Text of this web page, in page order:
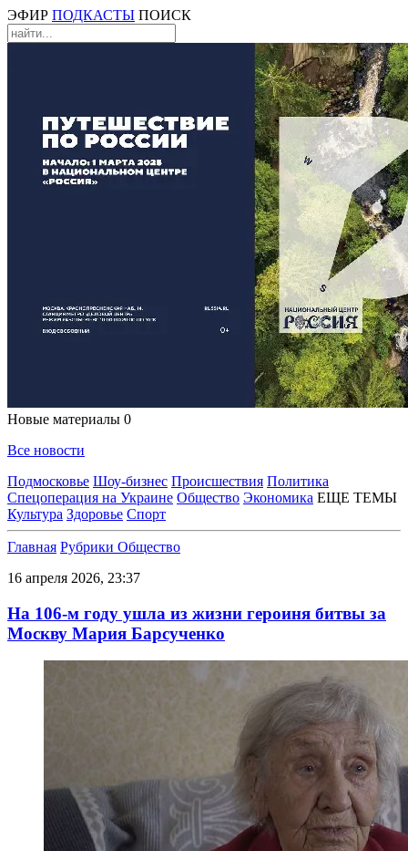
ЭФИР ПОДКАСТЫ ПОИСК
Новые материалы 0
Все новости
Подмосковье Шоу-бизнес Происшествия Политика
Спецоперация на Украине Общество Экономика ЕЩЕ ТЕМЫ
Культура Здоровье Спорт
Главная Рубрики Общество
16 апреля 2026, 23:37
На 106-м году ушла из жизни героиня битвы за
Москву Мария Барсученко